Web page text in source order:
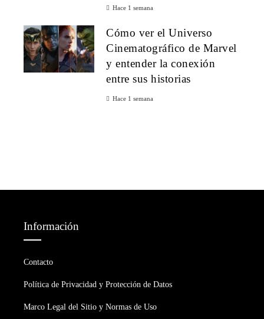
Hace 1 semana
Cómo ver el Universo
Cinematográfico de Marvel
y entender la conexión
entre sus historias
Hace 1 semana
Información
Contacto
Política de Privacidad y Protección de Datos
Marco Legal del Sitio y Normas de Uso